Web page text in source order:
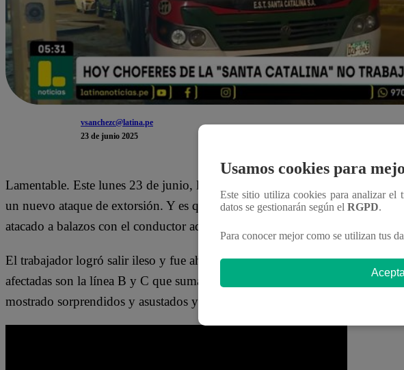
vsanchezc@latina.pe
23 de junio 2025
Lamentable. Este lunes 23 de junio, la empresa de transportes ‘
un nuevo ataque de extorsión. Y es que la noche del domingo y madrugada
atacado a balazos con el conductor adentro.
El trabajador logró salir ileso y fue ahí cuando se tomó la decisión de no
afectadas son la línea B y C que suman un total de 160 unidades que no
mostrado sorprendidos y asustados ya que es la cuarta vez que son
Usamos cookies para
Este sitio utiliza cookies para analizar
datos se gestionarán según el RGPD.
Para conocer mejor como se utilizan tus